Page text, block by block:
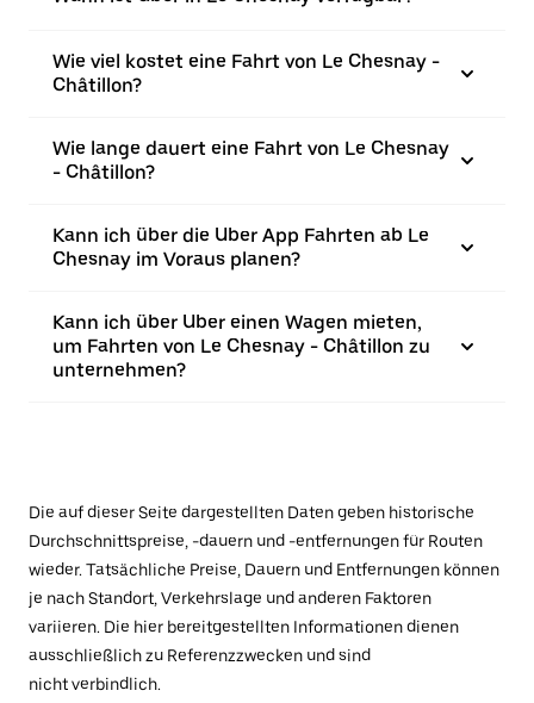
Wie viel kostet eine Fahrt von Le Chesnay -
Châtillon?
Wie lange dauert eine Fahrt von Le Chesnay
- Châtillon?
Kann ich über die Uber App Fahrten ab Le
Chesnay im Voraus planen?
Kann ich über Uber einen Wagen mieten,
um Fahrten von Le Chesnay - Châtillon zu
unternehmen?
Die auf dieser Seite dargestellten Daten geben historische
Durchschnittspreise, -dauern und -entfernungen für Routen
wieder. Tatsächliche Preise, Dauern und Entfernungen können
je nach Standort, Verkehrslage und anderen Faktoren
variieren. Die hier bereitgestellten Informationen dienen
ausschließlich zu Referenzzwecken und sind
nicht verbindlich.